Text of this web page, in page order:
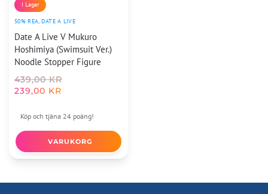
I Lager
50% REA, DATE A LIVE
Date A Live V Mukuro
Hoshimiya (Swimsuit Ver.)
Noodle Stopper Figure
439,00KRDET
VAR:
439,00 KR.
239,00 KR
NUVARANDE
PRISET
ÄR:
239,00 KR.
Köp och tjäna 24 poäng!
VARUKORG